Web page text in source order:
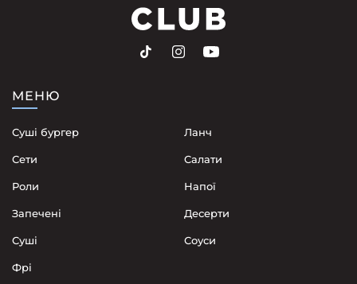
МЕНЮ
Суші бургер
Сети
Роли
Запечені
Суші
Фрі
Ланч
Cалати
Напої
Десерти
Соуси